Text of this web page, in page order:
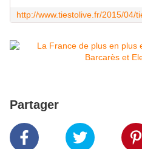
Partager